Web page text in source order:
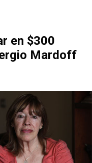
en $300
Mardoff